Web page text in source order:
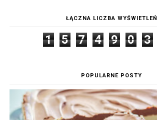
ŁĄCZNA LICZBA WYŚWIETLEŃ
1 5 7 4 9 0 3
POPULARNE POSTY